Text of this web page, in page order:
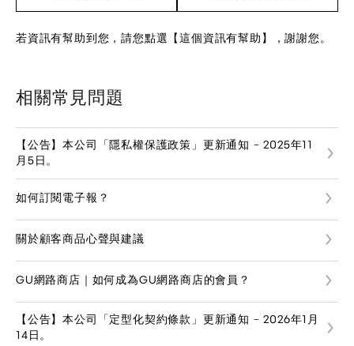
若資訊有幫助到您，請您點選【這個資訊有幫助】，謝謝您。
相關常見問題
【公告】本公司「隱私權保護政策」更新通知 – 2025年11
月5日。
如何訂閱電子報？
關於顧客商品心聲與建議
GU網路商店｜如何成為GU網路商店的會員？
【公告】本公司「定型化契約條款」更新通知 – 2026年1月
14日。